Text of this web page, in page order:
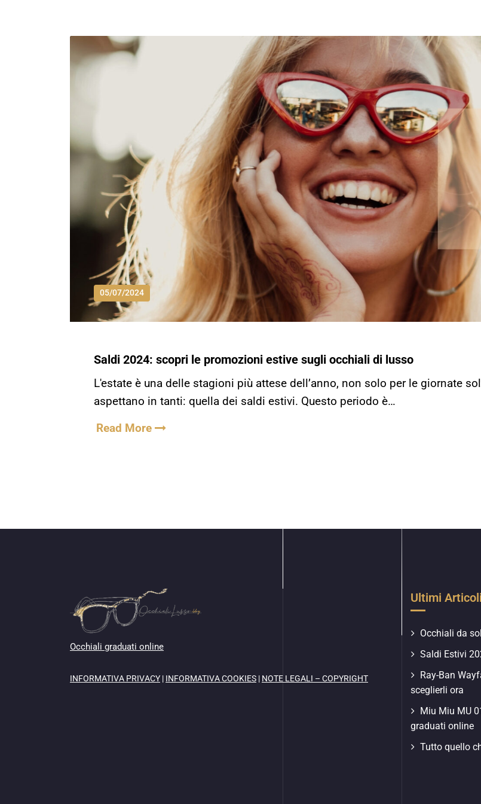
05/07/2024
Saldi 2024: scopri le promozioni estive sugli occhiali di lusso
L'estate è una delle stagioni più attese dell’anno, non solo per le giornate
aspettano in tanti: quella dei saldi estivi. Questo periodo è…
Read More
Occhiali graduati online
INFORMATIVA PRIVACY | INFORMATIVA COOKIES | NOTE LEGALI – COPYRIGHT
Ultimi Articoli
Occhiali da
Saldi Estivi
Ray-Ban
sceglierli ora
Miu Miu MU
graduati online
Tutto quello